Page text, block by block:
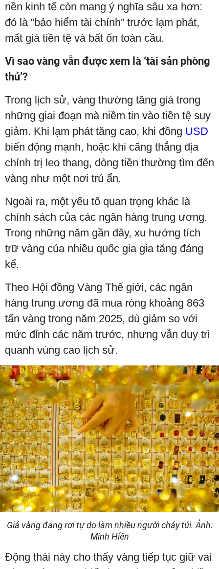
nền kinh tế còn mang ý nghĩa sâu xa hơn:
đó là “bảo hiểm tài chính” trước lạm phát,
mất giá tiền tệ và bất ổn toàn cầu.
Vì sao vàng vẫn được xem là ‘tài sản phòng
thủ’?
Trong lịch sử, vàng thường tăng giá trong
những giai đoạn mà niềm tin vào tiền tệ suy
giảm. Khi lạm phát tăng cao, khi đồng USD
biến động mạnh, hoặc khi căng thẳng địa
chính trị leo thang, dòng tiền thường tìm đến
vàng như một nơi trú ẩn.
Ngoài ra, một yếu tố quan trọng khác là
chính sách của các ngân hàng trung ương.
Trong những năm gần đây, xu hướng tích
trữ vàng của nhiều quốc gia gia tăng đáng
kể.
Theo Hội đồng Vàng Thế giới, các ngân
hàng trung ương đã mua ròng khoảng 863
tấn vàng trong năm 2025, dù giảm so với
mức đỉnh các năm trước, nhưng vẫn duy trì
quanh vùng cao lịch sử.
Giá vàng đang rơi tự do làm nhiều người cháy túi. Ảnh:
Minh Hiền
Động thái này cho thấy vàng tiếp tục giữ vai